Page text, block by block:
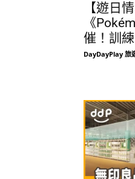
【遊日
《
催！訓
DayDayPlay 旅